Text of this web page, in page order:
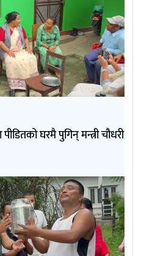
घरमै पुगिन् मन्त्री चौधरी